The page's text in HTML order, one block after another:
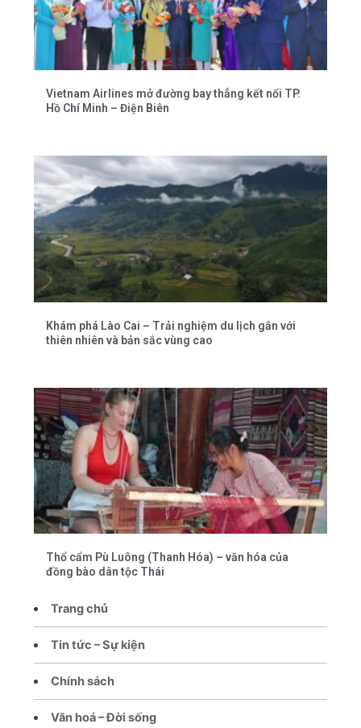
Trang chủ
Tin tức – Sự kiện
Chính sách
Văn hoá – Đời sống
Vietnam Airlines mở đường bay thẳng kết nối TP.
Hồ Chí Minh – Điện Biên
Khám phá Lào Cai – Trải nghiệm du lịch gắn với
thiên nhiên và bản sắc vùng cao
Thổ cẩm Pù Luông (Thanh Hóa) – văn hóa của
đồng bào dân tộc Thái